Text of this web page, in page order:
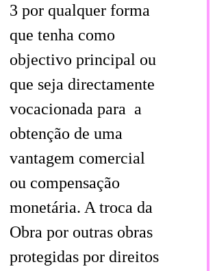
3 por qualquer forma
que tenha como
objectivo principal ou
que seja directamente
vocacionada para a
obtenção de uma
vantagem comercial
ou compensação
monetária. A troca da
Obra por outras obras
protegidas por direitos